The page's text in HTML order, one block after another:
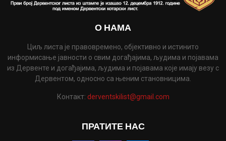
О НАМА
Циљ листа је правовремено, објективно и истинито
информисање јавности о свим догађајима, људима и појавама
из Дервенте и догађајима, људима и појавама које имају везу с
Дервентом, односно са њеним становницима.
Контакт: derventskilist@gmail.com
ПРАТИТЕ НАС